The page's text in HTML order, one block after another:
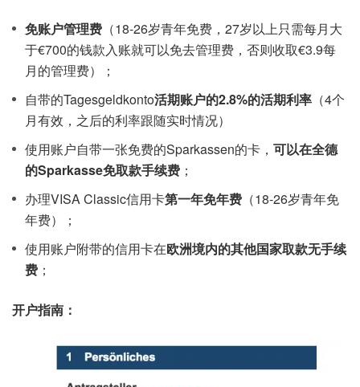
免账户管理费 （18-26岁青年免费，27岁以上只需每月大
于€700的钱款入账就可以免去管理费，否则收取€3.9每
月的管理费）；
自带的Tagesgeldkonto活期账户的2.8%的活期利率 （4个
月有效，之后的利率跟随实时情况）
使用账户自带一张免费的Sparkassen的卡， 可以在全德
的Sparkasse免取款手续费 ；
办理VISA Classic信用卡第一年免年费 （18-26岁青年免
年费）；
使用账户附带的信用卡在欧洲境内的其他国家取款无手续
费 ；
开户指南：